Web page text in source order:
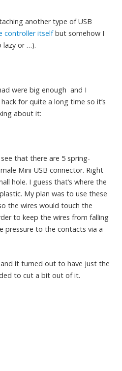
another type of USB
controller itselfbut somehow I
or …).
were big enough and I
for quite a long time so it’s
about it:
that there are 5 spring-
Mini-USB connector. Right
hole. I guess that’s where the
My plan was to use these
the wires would touch the
to keep the wires from falling
pressure to the contacts via a
it turned out to have just the
to cut a bit out of it.